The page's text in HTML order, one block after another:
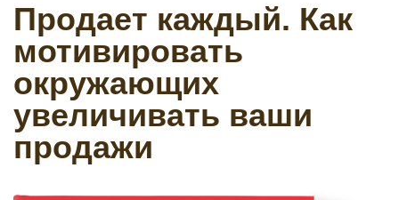
Продает каждый. Как
мотивировать
окружающих
увеличивать ваши
продажи